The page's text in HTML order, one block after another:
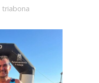
triabona